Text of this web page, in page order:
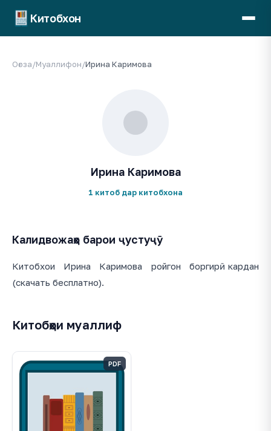
Китобхон
Оғоза/Муаллифон/Ирина Каримова
Ирина Каримова
1 китоб дар китобхона
Калидвожаҳо барои ҷустуҷӯ
Китобхои Ирина Каримова ройгон боргирӣ кардан
(скачать бесплатно).
Китобҳои муаллиф
PDF